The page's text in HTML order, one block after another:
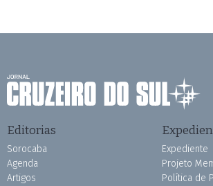
Editorias
Sorocaba
Agenda
Artigos
Expediente
Projeto
Política de